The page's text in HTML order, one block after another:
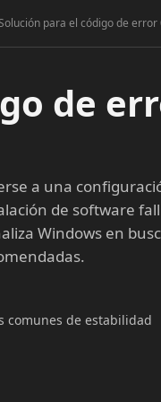
para el código de
de
a una
de software
Windows en
comunes de estabilidad